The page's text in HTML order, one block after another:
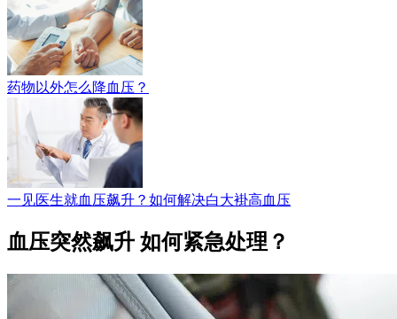
药物以外怎么降血压？
一见医生就血压飙升？如何解决白大褂高血压
血压突然飙升 如何紧急处理？